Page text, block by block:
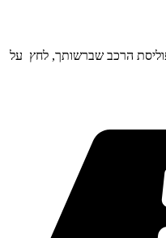
הרכב שברשותך, לחץ על